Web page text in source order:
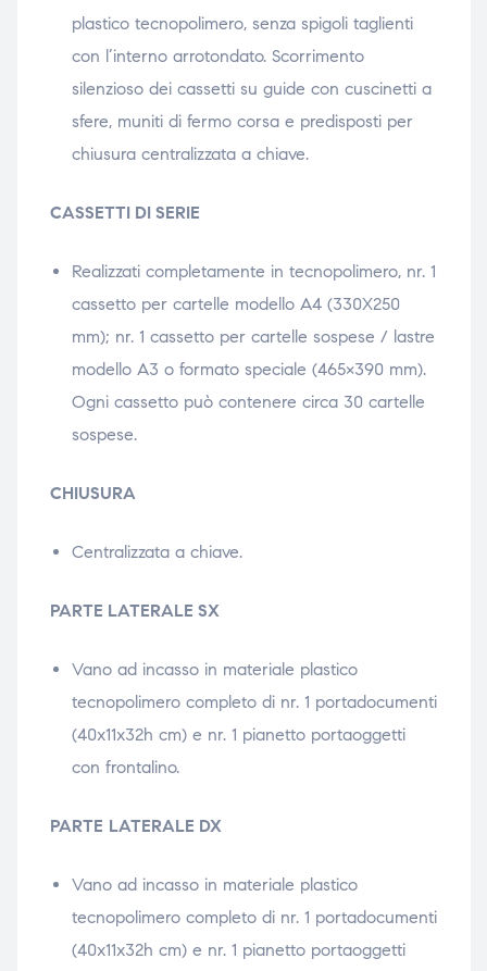
plastico tecnopolimero, senza spigoli taglienti
con l’interno arrotondato. Scorrimento
silenzioso dei cassetti su guide con cuscinetti a
sfere, muniti di fermo corsa e predisposti per
chiusura centralizzata a chiave.
CASSETTI DI SERIE
Realizzati completamente in tecnopolimero, nr. 1
cassetto per cartelle modello A4 (330X250
mm); nr. 1 cassetto per cartelle sospese / lastre
modello A3 o formato speciale (465×390 mm).
Ogni cassetto può contenere circa 30 cartelle
sospese.
CHIUSURA
Centralizzata a chiave.
PARTE LATERALE SX
Vano ad incasso in materiale plastico
tecnopolimero completo di nr. 1 portadocumenti
(40x11x32h cm) e nr. 1 pianetto portaoggetti
con frontalino.
PARTE LATERALE DX
Vano ad incasso in materiale plastico
tecnopolimero completo di nr. 1 portadocumenti
(40x11x32h cm) e nr. 1 pianetto portaoggetti